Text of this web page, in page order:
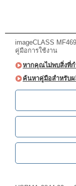
imageCLASS
คู่มือการใช้งาน
หากคุณไม่พบสิ่งที่
ค้นหาคู่มือสำหรับ